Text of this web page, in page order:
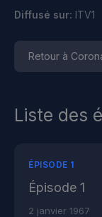
Diffusé sur: ITV1
Retour à
Liste des
ÉPISODE 1
Épisode 1
2 janvier 1967